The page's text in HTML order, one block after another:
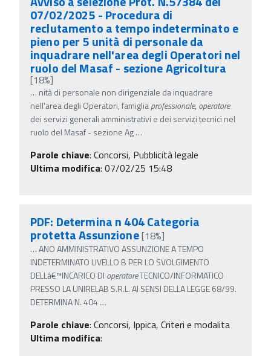
07/02/2025 - Procedura di
reclutamento a tempo indeterminato e
pieno per 5 unità di personale da
inquadrare nell'area degli Operatori nel
ruolo del Masaf - sezione Agricoltura
[18%]
… nità di personale non dirigenziale da inquadrare
nell'area degli Operatori, famigliaprofessionale, operatore
dei servizi generali amministrativi e dei servizi tecnici nel
ruolo del Masaf - sezione Ag…
Parole chiave: Concorsi, Pubblicità legale
Ultima modifica: 07/02/25 15:48
PDF: Determina n 404 Categoria
protetta Assunzione[18%]
…ANO AMMINISTRATIVO ASSUNZIONE A TEMPO
INDETERMINATO LIVELLO B PER LO SVOLGIMENTO
DELLâ€™INCARICO DI operatoreTECNICO/INFORMATICO
PRESSO LA UNIRELAB S.R.L. AI SENSI DELLA LEGGE 68/99.
DETERMINA N. 404 …
Parole chiave: Concorsi, Ippica, Criteri e modalita
Ultima modifica: